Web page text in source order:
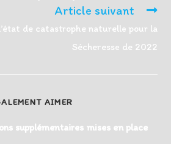
Article suivant
de catastrophe naturelle pour la
Sécheresse de 2022
AIMER
supplémentaires mises en place